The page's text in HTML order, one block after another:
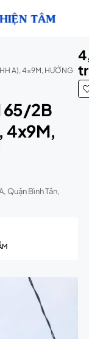
A), 4x9M, HƯỚNG
65/2B
4x9M,
Quận Bình Tân,